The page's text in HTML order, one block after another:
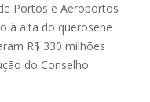
Portos e Aeroportos
à alta do querosene
R$ 330 milhões
do Conselho